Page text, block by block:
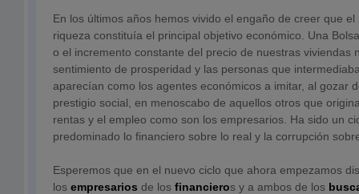
En los últimos años hemos vivido el engaño de creer que
riqueza constituía el principal objetivo económico. Una
o el incremento constante del precio de nuestras viviendas
sentimiento de prosperidad y las personas que
aparecían como los agentes económicos a imitar, al gozar
prestigio social, en menoscabo de aquellos otros que
rentas y el empleo como son los empresarios. Ha sido un
predominado lo financiero sobre lo real y la corrupción
Esperemos que en el nuevo ciclo que ahora empezamos
los empresarios de los financieros y a ambos de los